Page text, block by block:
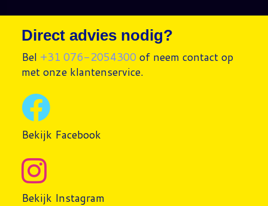
Direct advies nodig?
Bel +31 076-2054300 of neem contact op
met onze klantenservice.
Bekijk Facebook
Bekijk Instagram